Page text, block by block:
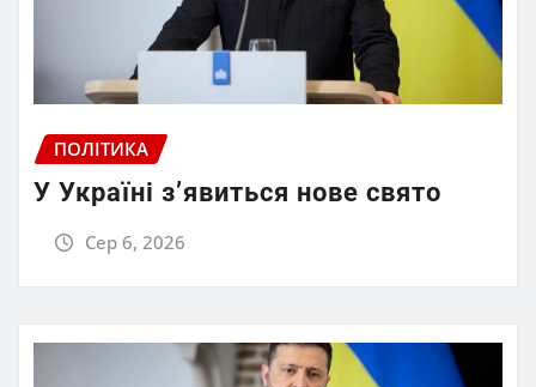
ПОЛІТИКА
У Україні з’явиться нове свято
Сер 6, 2026